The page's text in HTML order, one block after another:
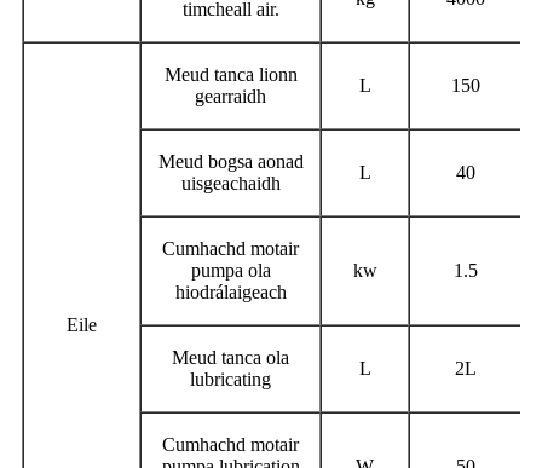
timcheall air.
Eile
Meud tanca lionn
gearraidh
L 150
Meud bogsa aonad
uisgeachaidh
L 40
Cumhachd motair
pumpa ola
hiodrálaigeach
kw 1.5
Meud tanca ola
lubricating
L 2L
Cumhachd motair